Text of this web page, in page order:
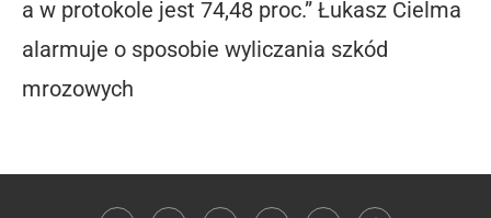
a w protokole jest 74,48 proc.” Łukasz Cielma
alarmuje o sposobie wyliczania szkód
mrozowych